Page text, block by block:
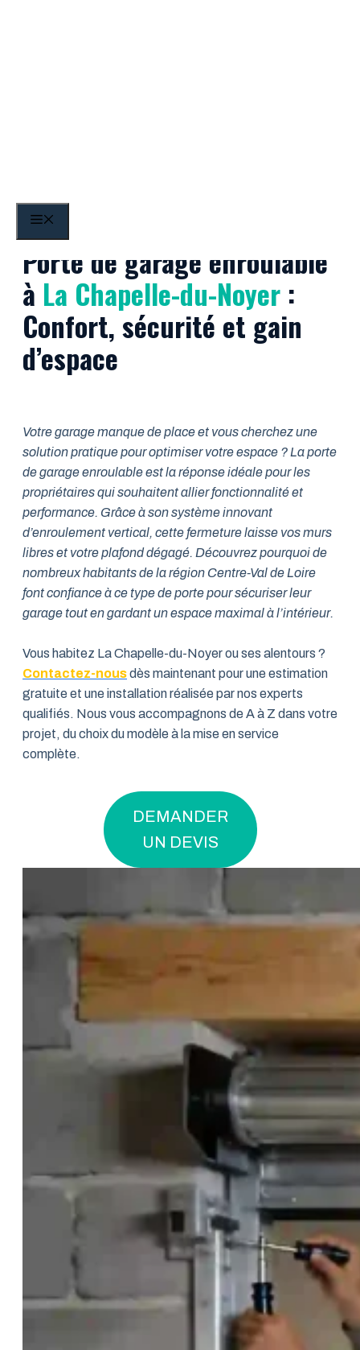
Porte de garage enroulable
à La Chapelle-du-Noyer :
Confort, sécurité et gain
d’espace
Votre garage manque de place et vous cherchez une
solution pratique pour optimiser votre espace ? La porte
de garage enroulable est la réponse idéale pour les
propriétaires qui souhaitent allier fonctionnalité et
performance. Grâce à son système innovant
d’enroulement vertical, cette fermeture laisse vos murs
libres et votre plafond dégagé. Découvrez pourquoi de
nombreux habitants de la région Centre-Val de Loire
font confiance à ce type de porte pour sécuriser leur
garage tout en gardant un espace maximal à l’intérieur.
Vous habitez La Chapelle-du-Noyer ou ses alentours ?
Contactez-nousdès maintenant pour une estimation
gratuite et une installation réalisée par nos experts
qualifiés. Nous vous accompagnons de A à Z dans votre
projet, du choix du modèle à la mise en service
complète.
DEMANDER
UN DEVIS